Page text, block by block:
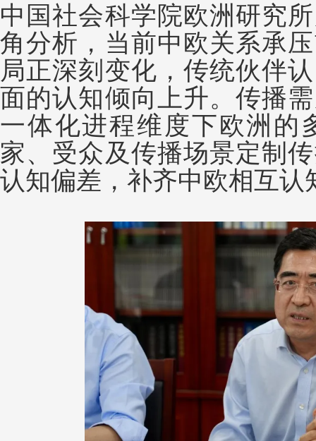
中国社会科学院欧洲研究
角分析，当前中欧关系承
局正深刻变化，传统伙伴
面的认知倾向上升。传播
一体化进程维度下欧洲的
家、受众及传播场景定制
认知偏差，补齐中欧相互认